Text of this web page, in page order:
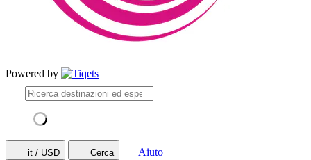
Powered by
it / USD Cerca
Aiuto